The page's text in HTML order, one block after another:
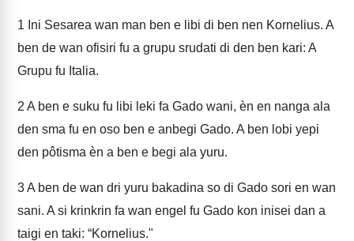
1 Ini Sesarea wan man ben e libi di ben nen Kornelius. A
ben de wan ofisiri fu a grupu srudati di den ben kari: A
Grupu fu Italia.
2 A ben e suku fu libi leki fa Gado wani, èn en nanga ala
den sma fu en oso ben e anbegi Gado. A ben lobi yepi
den pôtisma èn a ben e begi ala yuru.
3A ben de wan dri yuru bakadina so di Gado sori en wan
sani. A si krinkrin fa wan engel fu Gado kon inisei dan a
taigi en taki: “Kornelius."